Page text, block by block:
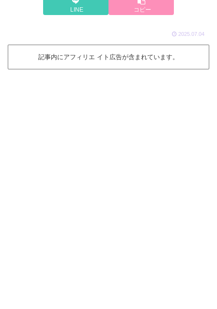
LINE コピー
2025.07.04
記事内にアフィリエ イト広告が含まれています。